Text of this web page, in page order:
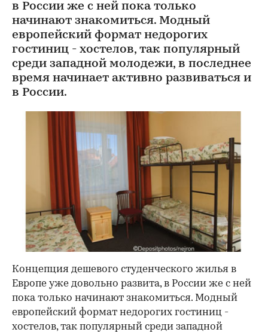
в России же с ней пока только
начинают знакомиться. Модный
европейский формат недорогих
гостиниц - хостелов, так популярный
среди западной молодежи, в последнее
время начинает активно развиваться и
в России.
Концепция дешевого студенческого жилья в
Европе уже довольно развита, в России же с ней
пока только начинают знакомиться. Модный
европейский формат недорогих гостиниц -
хостелов, так популярный среди западной